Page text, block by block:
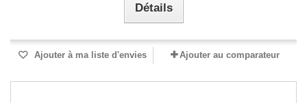
Détails
Ajouter à ma liste d'envies Ajouter au comparateur